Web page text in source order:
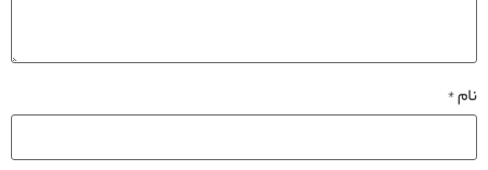
نام*